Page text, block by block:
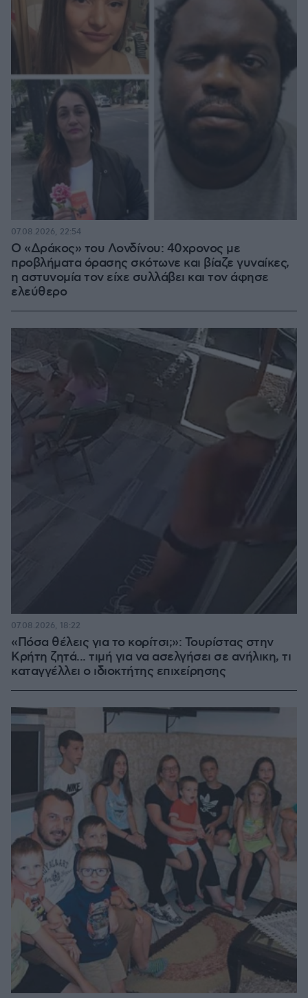
Ο «Δράκος» του Λονδίνου: 40χρονος με
προβλήματα όρασης σκότωνε και βίαζε γυναίκες,
η αστυνομία τον είχε συλλάβει και τον άφησε
ελεύθερο
07.08.2026, 22:54
«Πόσα θέλεις για το κορίτσι;»: Τουρίστας στην
Κρήτη ζητά... τιμή για να ασελγήσει σε ανήλικη, τι
καταγγέλλει ο ιδιοκτήτης επιχείρησης
07.08.2026, 18:22